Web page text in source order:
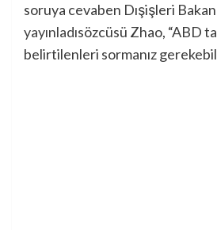
soruya cevaben Dışişleri
yayınladısözcüsü Zhao, “ABD
belirtilenleri sormanız